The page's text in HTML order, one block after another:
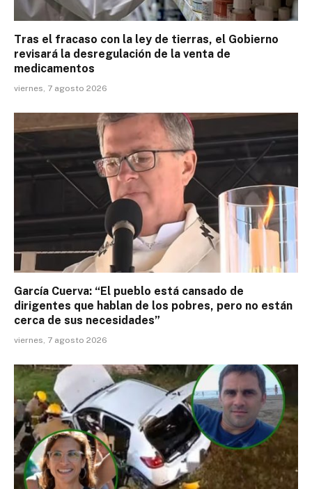
Tras el fracaso con la ley de tierras, el Gobierno
revisará la desregulación de la venta de
medicamentos
viernes, 7 agosto 2026
García Cuerva: “El pueblo está cansado de
dirigentes que hablan de los pobres, pero no están
cerca de sus necesidades”
viernes, 7 agosto 2026